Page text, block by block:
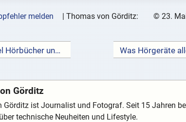
melden |Thomas von Görditz: © 23.
← Mit dem Phonak Marvel Hörbücher und Podcasts anhören
Görditz
Görditz ist Journalist und Fotograf. Seit 15 Jahren
technische Neuheiten und Lifestyle.